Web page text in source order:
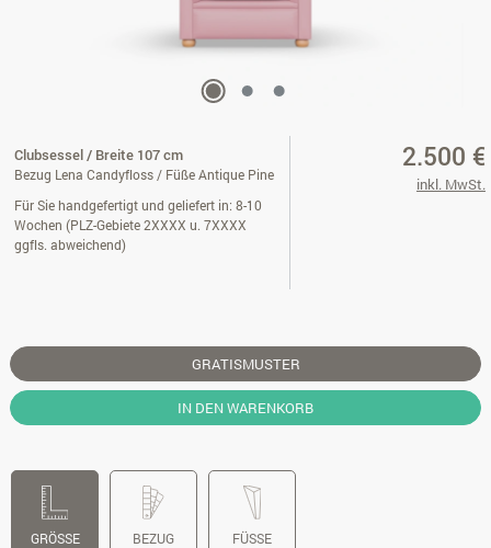
Clubsessel / Breite 107 cm
Bezug Lena Candyfloss / Füße Antique Pine
Für Sie handgefertigt und geliefert in: 8-10
Wochen (PLZ-Gebiete 2XXXX u. 7XXXX
ggfls. abweichend)
2.500 €
inkl. MwSt.
GRATISMUSTER
IN DEN WARENKORB
GRÖSSE BEZUG FÜSSE